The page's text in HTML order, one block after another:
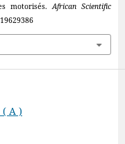
motorisés.African Scientific
( A )